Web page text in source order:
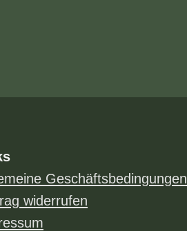
Geschäftsbedingungen
widerrufen